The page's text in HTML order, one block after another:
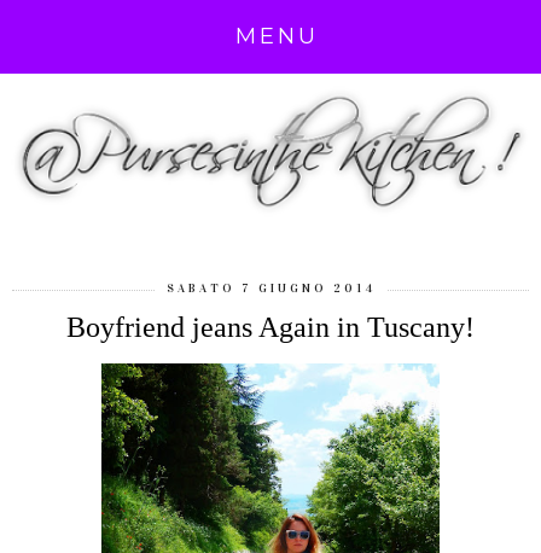
MENU
SABATO 7 GIUGNO 2014
Boyfriend jeans Again in Tuscany!